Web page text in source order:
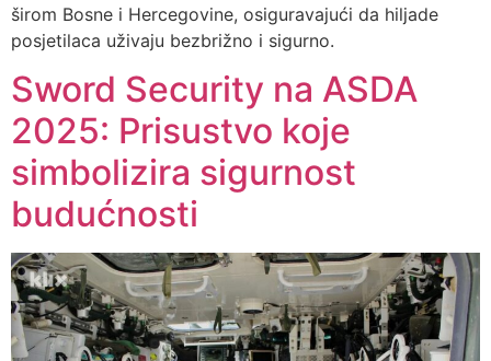
širom Bosne i Hercegovine, osiguravajući da hiljade
posjetilaca uživaju bezbrižno i sigurno.
Sword Security na ASDA
2025: Prisustvo koje
simbolizira sigurnost
budućnosti